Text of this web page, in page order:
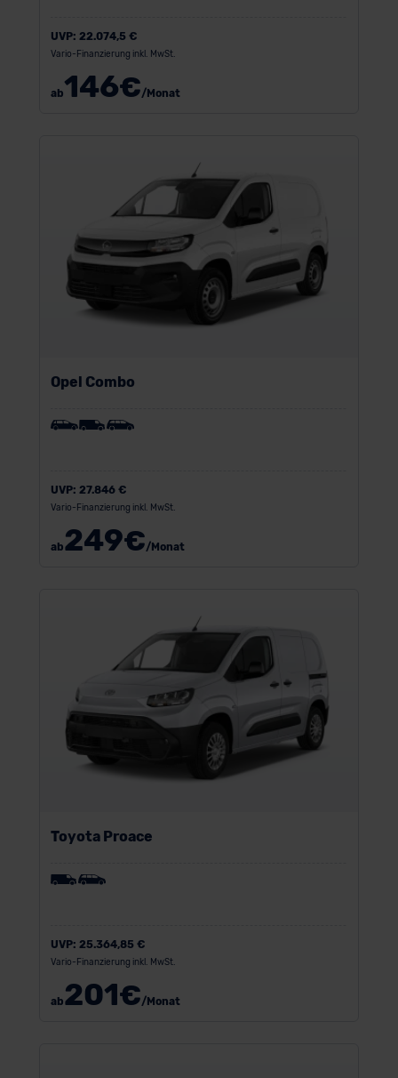
UVP: 22.074,5 €
Vario-Finanzierung inkl. MwSt.
ab146€/Monat
Opel Combo
UVP: 27.846 €
Vario-Finanzierung inkl. MwSt.
ab249€/Monat
Toyota Proace
UVP: 25.364,85 €
Vario-Finanzierung inkl. MwSt.
ab201€/Monat